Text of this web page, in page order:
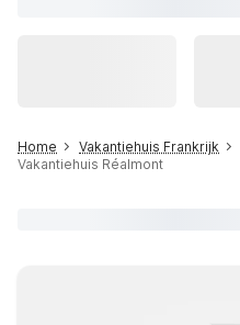
Home Vakantiehuis Frankrijk
Vakantiehuis Réalmont